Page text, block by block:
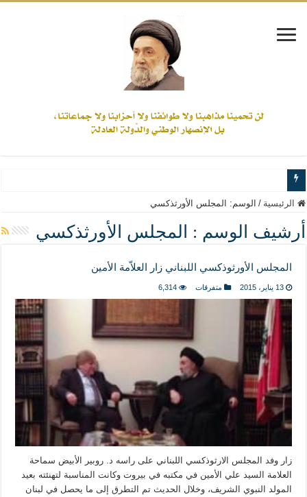
www.alamine.net
مواقف وآراء العلاّمة السيد علي الأمين من الأحداث والقضايا - اضغط للاطلاع
إذا كان التسنن هو الإيمان بسنة رسول الله ( صلى الله عليه وآله) فكلّ
علاقات المذاهب والأديان لا يجوز أن تكون على حساب الأوطان
لن تحمينا مذاهبنا ولا طوائفنا ولا أحزابنا ولا جماعاتنا، بل الإنصهار الوطني والدولة
المذاهب ليست قدرًا لا يمكن تجاوزه
ليست المنفعة تأتي من إسلامية النّظام كما لا تأتي المضرة من مسيحية النظام
المتهاون بوطنه متهاون بدينه حتماً
نسج العلاقة مع الآخر تكون من خلال منظومة القيم و المبادئ الانسانية التي تجعل
الرئيسية / الوسم: المجلس الأورثذكسي
أرشيف الوسم : المجلس الأورثذكسي
المجلس الأورثوذكسي اللبناني زار العلاّمة الأمين
13 يناير، 2015 متفرقات 6,314
زار وفد المجلس الارثوذكسي اللبناني على راسه د. روبير الأبيض سماحة
العلامة السيد علي الأمين في مكتبه في بيروت وكانت المناسبة لتهنئته بعيد
المولد النبوي الشريف، وخلال الحديث تم التطرق إلى ما يحصل في لبنان